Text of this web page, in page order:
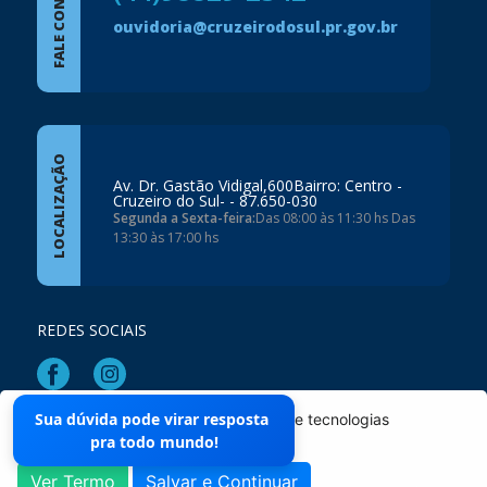
O site da Prefeitura não utiliza cookies e tecnologias
semelhantes.
Ver Termo Salvar e Continuar
ouvidoria@cruzeirodosul.pr.gov.br
LOCALIZAÇÃO Av. Dr. Gastão Vidigal,600Bairro: Centro -
Cruzeiro do Sul- - 87.650-030
Segunda a Sexta-feira:Das 08:00 às 11:30 hs Das
13:30 às 17:00 hs
REDES SOCIAIS
Mapa do Site
Sua dúvida pode virar resposta
pra todo mundo!